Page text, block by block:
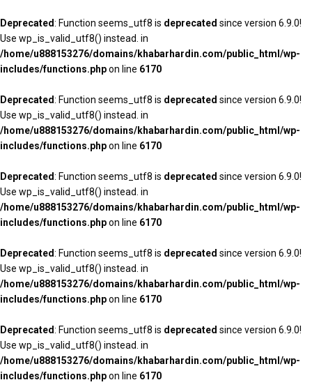
Deprecated: Function seems_utf8 is deprecated since version 6.9.0!
Use wp_is_valid_utf8() instead. in
/home/u888153276/domains/khabarhardin.com/public_html/wp-
includes/functions.phpon line 6170
Deprecated: Function seems_utf8 is deprecated since version 6.9.0!
Use wp_is_valid_utf8() instead. in
/home/u888153276/domains/khabarhardin.com/public_html/wp-
includes/functions.phpon line 6170
Deprecated: Function seems_utf8 is deprecated since version 6.9.0!
Use wp_is_valid_utf8() instead. in
/home/u888153276/domains/khabarhardin.com/public_html/wp-
includes/functions.phpon line 6170
Deprecated: Function seems_utf8 is deprecated since version 6.9.0!
Use wp_is_valid_utf8() instead. in
/home/u888153276/domains/khabarhardin.com/public_html/wp-
includes/functions.phpon line 6170
Deprecated: Function seems_utf8 is deprecated since version 6.9.0!
Use wp_is_valid_utf8() instead. in
/home/u888153276/domains/khabarhardin.com/public_html/wp-
includes/functions.phpon line 6170